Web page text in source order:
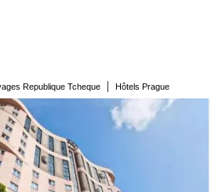
Republique Tcheque | Hôtels Prague